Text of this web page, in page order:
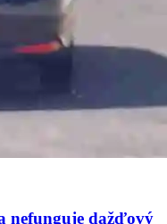
nefunguje dažďový